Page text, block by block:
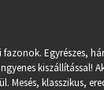
Egyrészes,
kiszállítással!
Mesés, klasszikus,